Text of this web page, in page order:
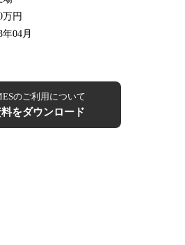
万円
年04月
のご利用について
料をダウンロード